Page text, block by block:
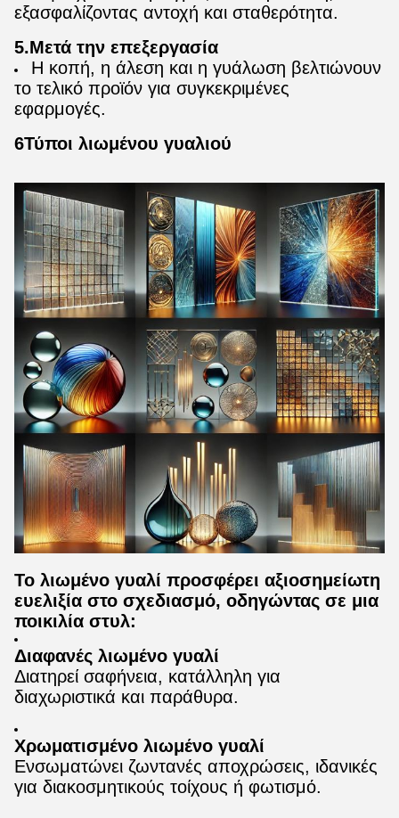
εξασφαλίζοντας αντοχή και σταθερότητα.
5.Μετά την επεξεργασία
Η κοπή, η άλεση και η γυάλωση βελτιώνουν
το τελικό προϊόν για συγκεκριμένες
εφαρμογές.
6Τύποι λιωμένου γυαλιού
Το λιωμένο γυαλί προσφέρει αξιοσημείωτη
ευελιξία στο σχεδιασμό, οδηγώντας σε μια
ποικιλία στυλ:
Διαφανές λιωμένο γυαλί
Διατηρεί σαφήνεια, κατάλληλη για
διαχωριστικά και παράθυρα.
Χρωματισμένο λιωμένο γυαλί
Ενσωματώνει ζωντανές αποχρώσεις, ιδανικές
για διακοσμητικούς τοίχους ή φωτισμό.